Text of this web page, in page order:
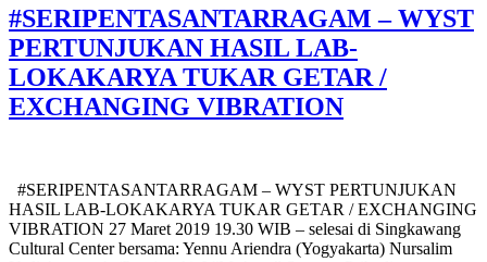
2019:
‘LUAR/DALAM’”
#SERIPENTASANTARRAGAM – WYST
PERTUNJUKAN HASIL LAB-
LOKAKARYA TUKAR GETAR /
EXCHANGING VIBRATION
#SERIPENTASANTARRAGAM – WYST PERTUNJUKAN
HASIL LAB-LOKAKARYA TUKAR GETAR / EXCHANGING
VIBRATION 27 Maret 2019 19.30 WIB – selesai di Singkawang
Cultural Center bersama: Yennu Ariendra (Yogyakarta) Nursalim